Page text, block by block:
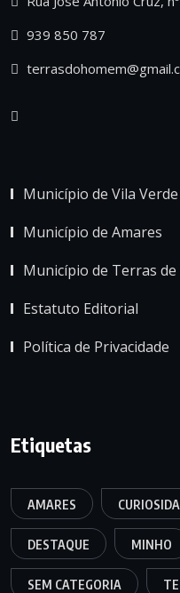
939 850 787
Município de Vila Verde
Município de Amares
Município de Terras
Estatuto Editorial
Política de Privacidade
Etiquetas
AMARES
DESTAQUE MINHO
SEM CATEGORIA